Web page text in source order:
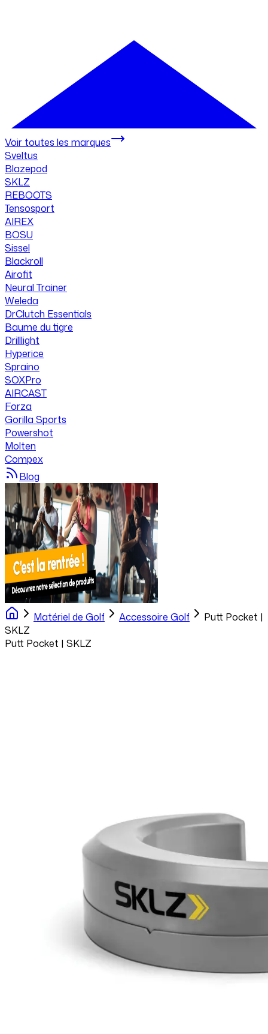
Voir toutes les marques
Sveltus
Blazepod
SKLZ
REBOOTS
Tensosport
AIREX
BOSU
Sissel
Blackroll
Airofit
Neural Trainer
Weleda
DrClutch Essentials
Baume du tigre
Drilllight
Hyperice
Spraino
SOXPro
AIRCAST
Forza
Gorilla Sports
Powershot
Molten
Compex
Blog
Matériel de Golf Accessoire Golf
Putt Pocket |
SKLZ
Putt Pocket | SKLZ